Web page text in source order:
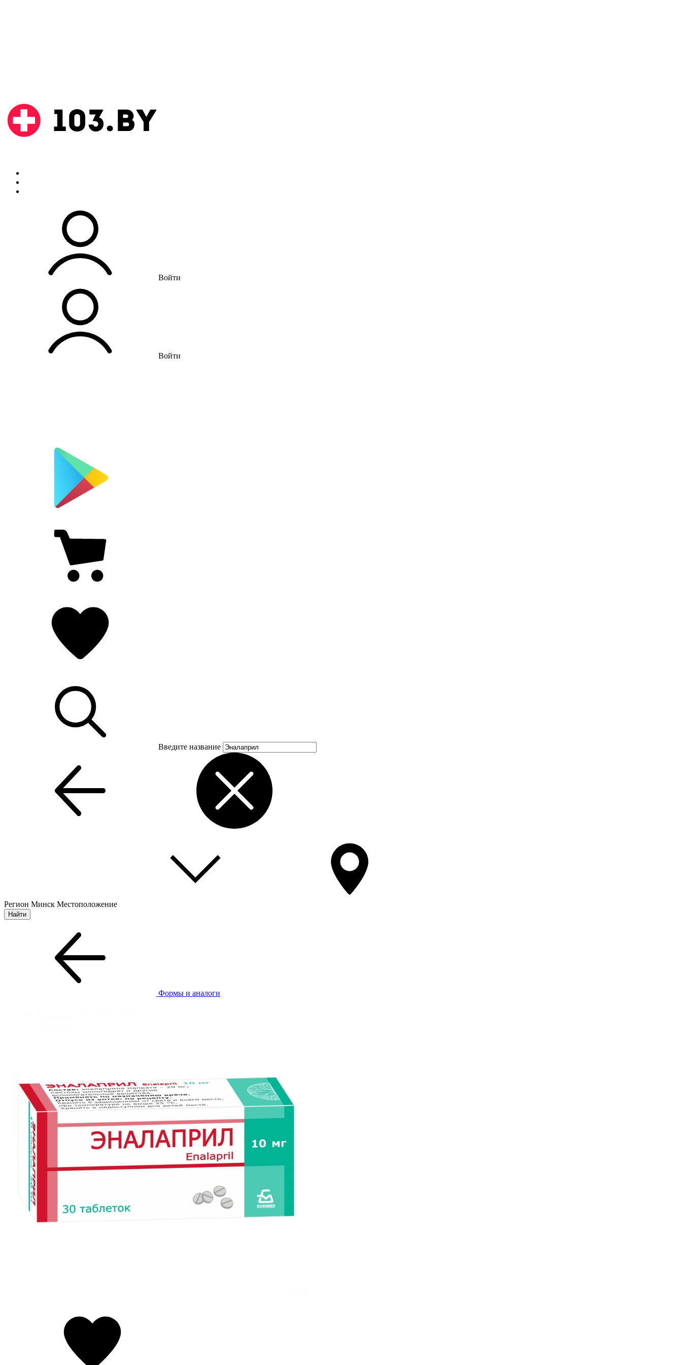
Войти
Войти
Введите название
Регион Минск Местоположение
Формы и аналоги